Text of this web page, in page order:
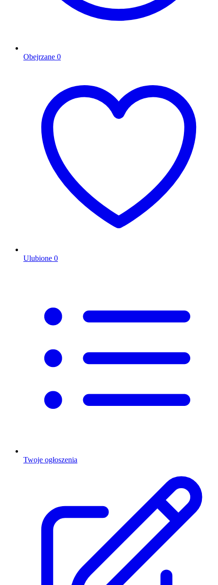
Obejrzane 0
Ulubione 0
Twoje ogłoszenia